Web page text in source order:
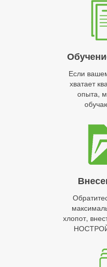
Если
хватает
опыта,
хлопот,